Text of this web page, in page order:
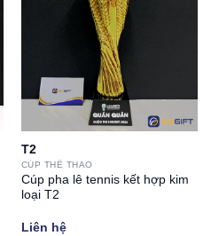
T2
CÚP THỂ THAO
Cúp pha lê tennis kết hợp kim
loại T2
Liên hệ